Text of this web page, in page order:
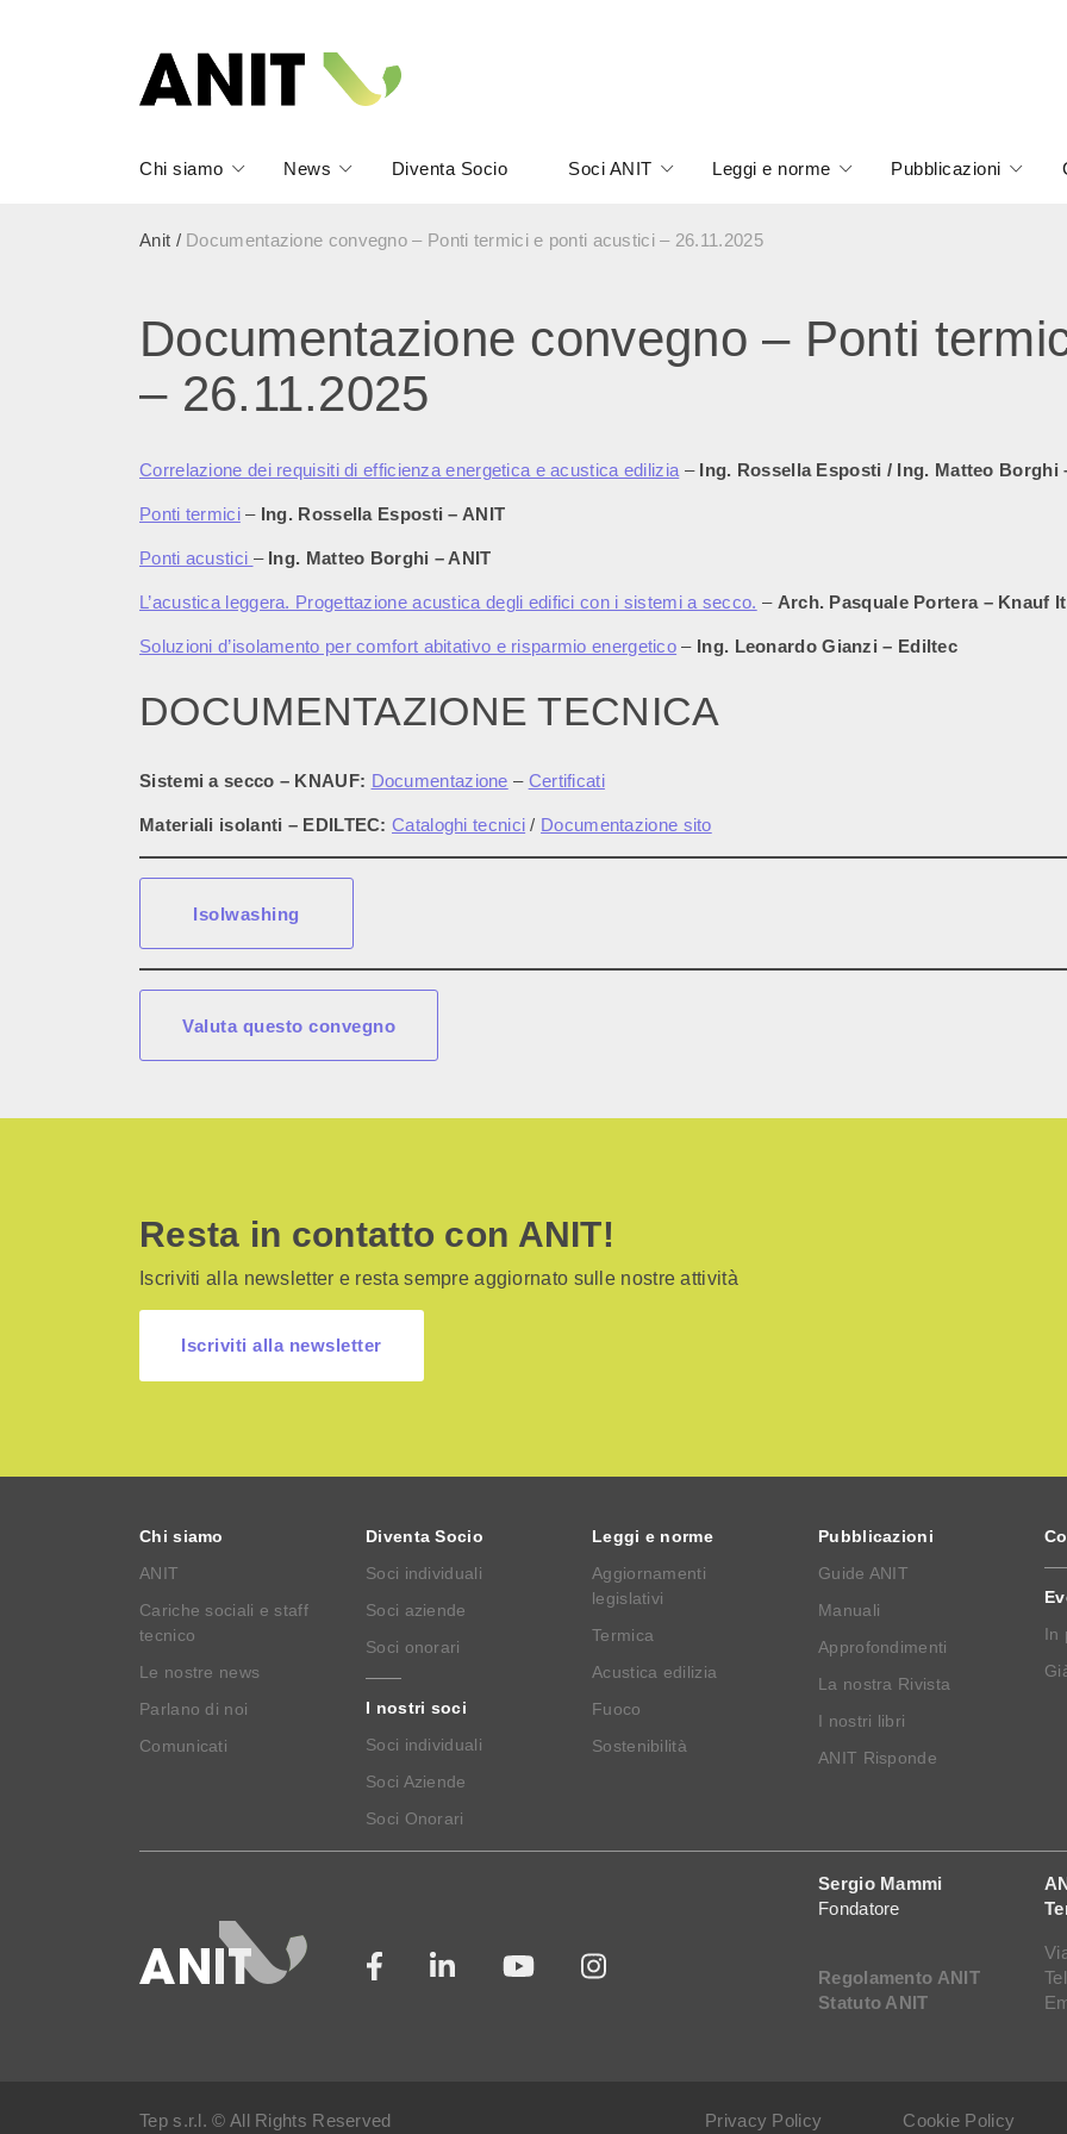
Chi siamo News Diventa Socio Soci ANIT Leggi e norme Pubblicazioni
Anit / Documentazione convegno – Ponti termici e ponti acustici – 26.11.2025
Documentazione convegno – Ponti
– 26.11.2025
Correlazione dei requisiti di efficienza energetica e acustica edilizia – Ing. Rossella Esposti / Ing. Matteo Borghi
Ponti termici– Ing. Rossella Esposti – ANIT
Ponti acustici – Ing. Matteo Borghi – ANIT
L’acustica leggera. Progettazione acustica degli edifici con i sistemi a secco. – Arch. Pasquale Portera – Knauf
Soluzioni d’isolamento per comfort abitativo e risparmio energetico – Ing. Leonardo Gianzi – Ediltec
DOCUMENTAZIONE TECNICA
Sistemi a secco – KNAUF: Documentazione – Certificati
Materiali isolanti – EDILTEC: Cataloghi tecnici / Documentazione sito
Isolwashing
Valuta questo convegno
Resta in contatto con ANIT!
Iscriviti alla newsletter e resta sempre aggiornato sulle nostre attività
Iscriviti alla newsletter
Chi siamo
ANIT
Cariche sociali e staff
tecnico
Le nostre news
Parlano di noi
Comunicati
Diventa Socio
Soci individuali
Soci aziende
Soci onorari
I nostri soci
Soci individuali
Soci Aziende
Soci Onorari
Leggi e norme
Aggiornamenti
legislativi
Termica
Acustica edilizia
Fuoco
Sostenibilità
Pubblicazioni
Guide ANIT
Manuali
Approfondimenti
La nostra Rivista
I nostri libri
ANIT Risponde
In
Sergio Mammi
Fondatore
Regolamento ANIT
Statuto ANIT
Tep s.r.l. © All Rights Reserved Privacy Policy Cookie Policy